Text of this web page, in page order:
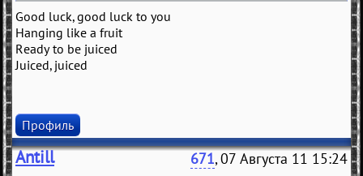
Good luck, good luck to you
Hanging like a fruit
Ready to be juiced
Juiced, juiced
Профиль
Antill 671, 07 Августа 11 15:24